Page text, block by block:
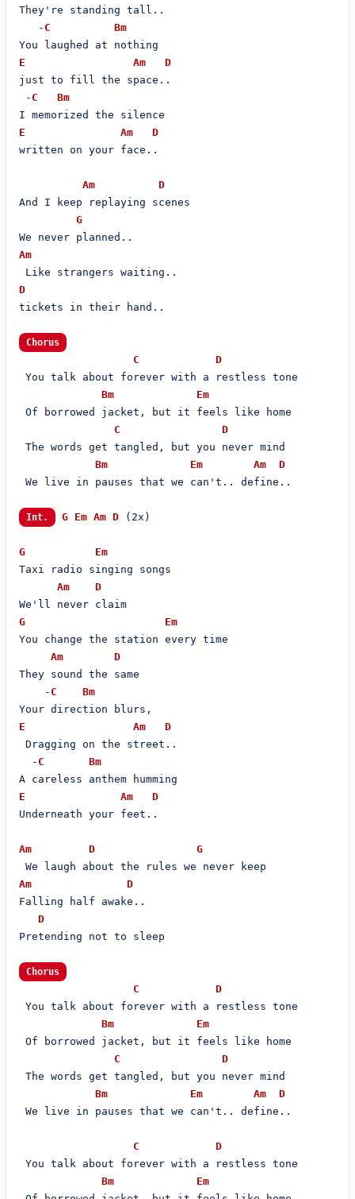
They're standing tall..
   -
C
Bm
E
Am
D
just to fill the space..
- C
Bm
E
Am
D
written on your face..
Am
D
And I keep replaying scenes
G
Am
D
tickets in their hand..
Chorus
C
D
You talk about forever with a restless tone
Bm
Em
Of borrowed jacket, but it feels like home
C
D
The words get tangled, but you never mind
Bm
Em Am
D
We live in pauses that we can't.. define..
Int. G Em Am D (2x)
G
Em
Taxi radio singing songs
Am
D
We'll never claim
G
Em
You change the station every time
Am
D
They sound the same
    -
C
Bm
E
Am
D
Dragging on the street..
  -
C
Bm
E
Am
D
Underneath your feet..
Am D
G
Am
D
Falling half awake..
D
Pretending not to sleep
Chorus
C
D
You talk about forever with a restless tone
Bm
Em
Of borrowed jacket, but it feels like home
C
D
The words get tangled, but you never mind
Bm
Em Am
D
We live in pauses that we can't.. define..
C
D
You talk about forever with a restless tone
Bm
Em